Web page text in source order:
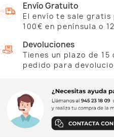
Envío Gratuito
El envío te sale
100€ en península o
Devoluciones
Tienes un plazo de
pedido para